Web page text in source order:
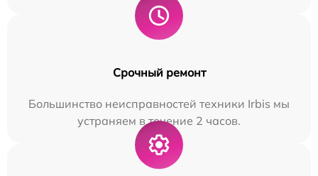
Срочный ремонт
Большинство неисправностей техники Irbis мы
устраняем в течение 2 часов.